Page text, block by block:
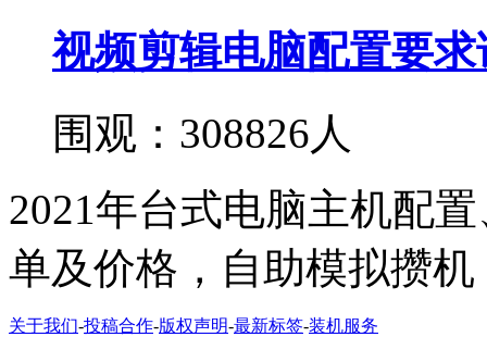
视频剪辑电脑配置要
围观：308826人
2021年台式电脑主机配
单及价格，自助模拟攒机
关于我们-投稿合作-版权声明-最新标签-装机服务